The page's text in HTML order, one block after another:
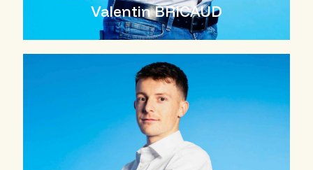
Valentin BRICAUD